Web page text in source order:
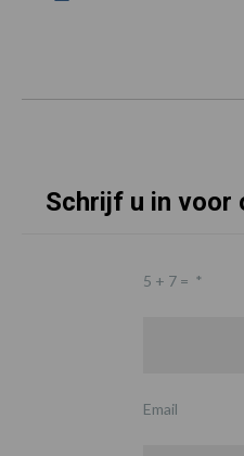
Schrijf u in voor
5 + 7 = *
Email